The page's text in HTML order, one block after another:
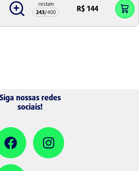
restam
243/400 R$ 144
Siga nossas redes
sociais!